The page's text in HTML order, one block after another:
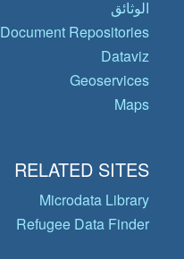
الوثائق
Document Repositories
Dataviz
Geoservices
Maps
RELATED SITES
Microdata Library
Refugee Data Finder